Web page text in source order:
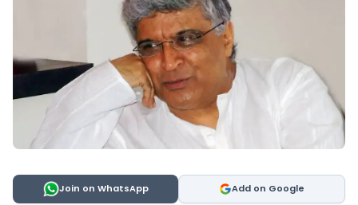
Join on WhatsApp Add on Google